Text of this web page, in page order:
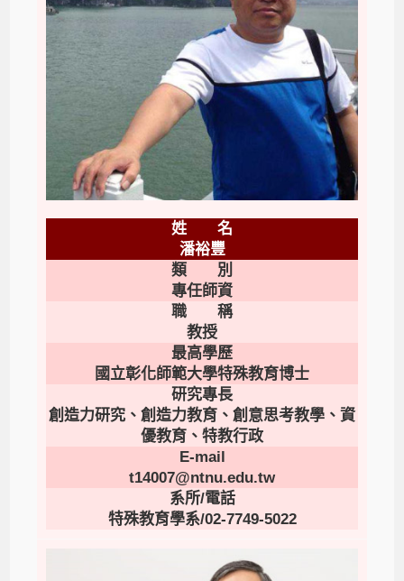
姓 名
潘裕豐
類 別
專任師資
職 稱
教授
最高學歷
國立彰化師範大學特殊教育博士
研究專長
創造力研究、創造力教育、創意思考教學、資
優教育、特教行政
E-mail
t14007@ntnu.edu.tw
系所/電話
特殊教育學系/02-7749-5022